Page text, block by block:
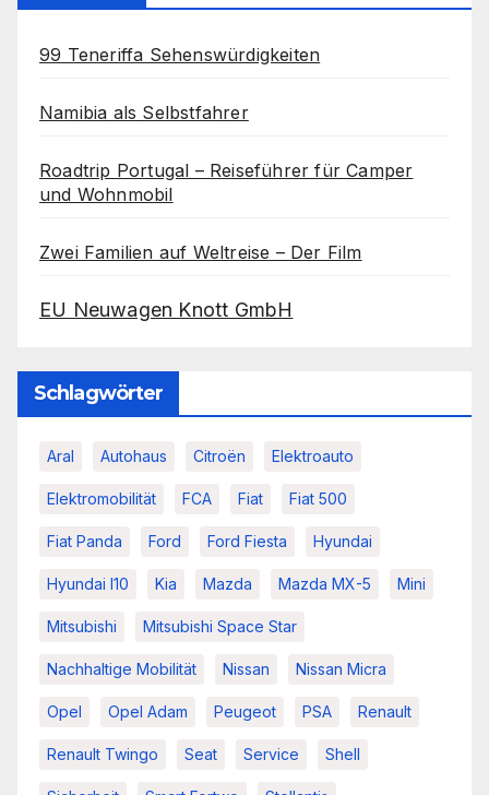
99 Teneriffa Sehenswürdigkeiten
Namibia als Selbstfahrer
Roadtrip Portugal – Reiseführer für Camper
und Wohnmobil
Zwei Familien auf Weltreise – Der Film
EU Neuwagen Knott GmbH
Schlagwörter
Aral Autohaus Citroën Elektroauto
Elektromobilität FCA Fiat Fiat 500
Fiat Panda Ford Ford Fiesta Hyundai
Hyundai I10 Kia Mazda Mazda MX-5 Mini
Mitsubishi Mitsubishi Space Star
Nachhaltige Mobilität Nissan Nissan Micra
Opel Opel Adam Peugeot PSA Renault
Renault Twingo Seat Service Shell